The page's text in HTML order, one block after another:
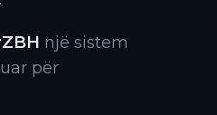
një sistem
për